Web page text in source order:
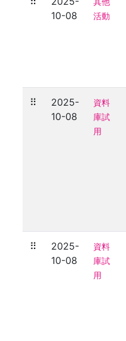
10-08
活動
⠿
2025-
10-08
資料
庫試
用
⠿
2025-
10-08
資料
庫試
用